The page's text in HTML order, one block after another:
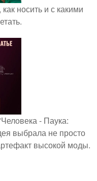
носить и с какими
- Паука:
выбрала не просто
высокой моды.